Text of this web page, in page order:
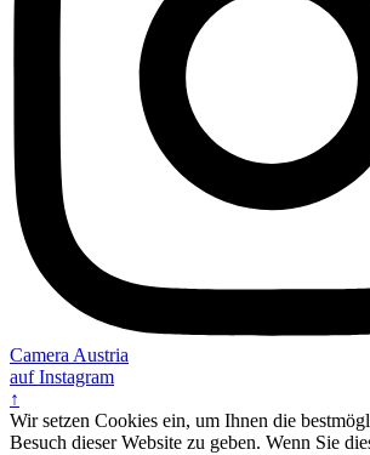
Camera Austria
auf Instagram
↑
Wir setzen Cookies ein, um Ihnen die
Besuch dieser Website zu geben. Wenn Sie